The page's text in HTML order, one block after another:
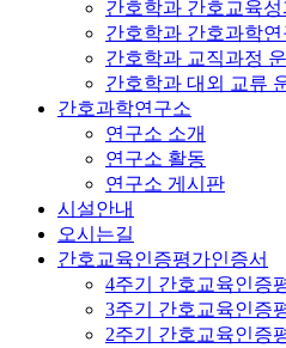
간호학과 간호교육
간호학과 간호과학
간호학과 교직과정
간호학과 대외 교류
간호과학연구소
연구소 소개
연구소 활동
연구소 게시판
시설안내
오시는길
간호교육인증평가인증서
4주기 간호교육인증
3주기 간호교육인증
2주기 간호교육인증